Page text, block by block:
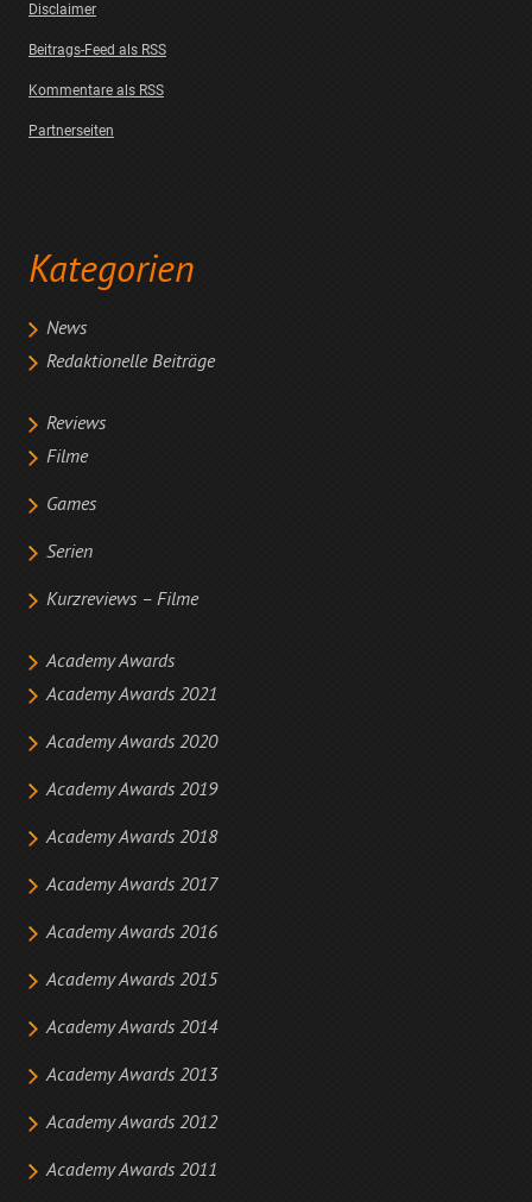
Disclaimer
Beitrags-Feed als RSS
Kommentare als RSS
Partnerseiten
Kategorien
News
Redaktionelle Beiträge
Reviews
Filme
Games
Serien
Kurzreviews – Filme
Academy Awards
Academy Awards 2021
Academy Awards 2020
Academy Awards 2019
Academy Awards 2018
Academy Awards 2017
Academy Awards 2016
Academy Awards 2015
Academy Awards 2014
Academy Awards 2013
Academy Awards 2012
Academy Awards 2011